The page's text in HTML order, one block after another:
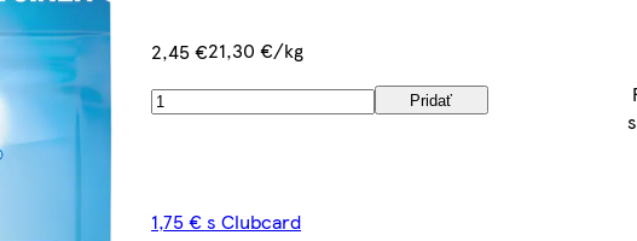
2,45 €21,30 €/kg
Pridať
1,75 € s Clubcard